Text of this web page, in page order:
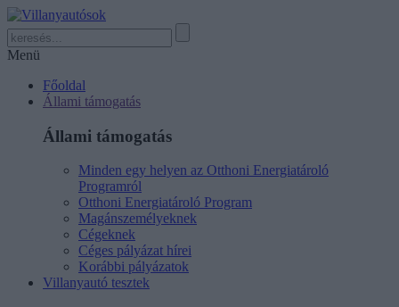
Menü
Főoldal
Állami támogatás
Állami támogatás
Minden egy helyen az Otthoni Energiatároló
Programról
Otthoni Energiatároló Program
Magánszemélyeknek
Cégeknek
Céges pályázat hírei
Korábbi pályázatok
Villanyautó tesztek